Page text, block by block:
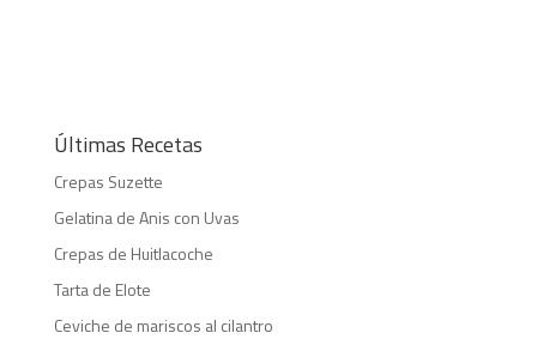
Últimas Recetas
Crepas Suzette
Gelatina de Anis con Uvas
Crepas de Huitlacoche
Tarta de Elote
Ceviche de mariscos al cilantro